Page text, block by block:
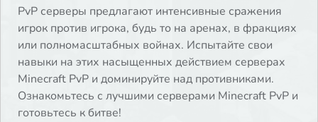
PvP серверы предлагают интенсивные сражения
игрок против игрока, будь то на аренах, в фракциях
или полномасштабных войнах. Испытайте свои
навыки на этих насыщенных действием серверах
Minecraft PvP и доминируйте над противниками.
Ознакомьтесь с лучшими серверами Minecraft PvP и
готовьтесь к битве!